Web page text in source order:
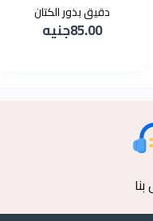
دقيق بذور الكتان
85.00جنيه